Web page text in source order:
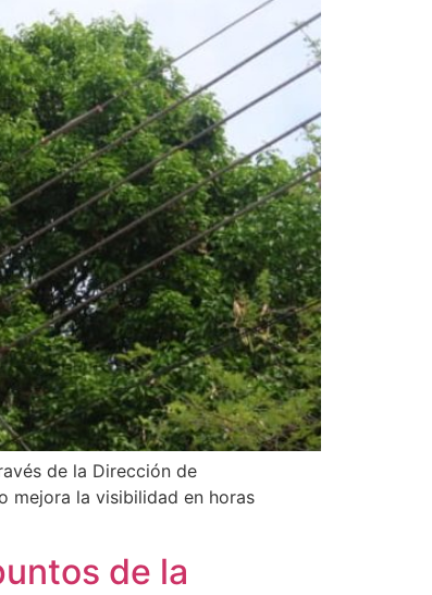
de la Dirección de
mejora la visibilidad en horas
de la